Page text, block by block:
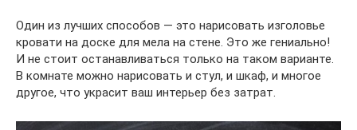
Один из лучших способов — это нарисовать изголовье
кровати на доске для мела на стене. Это же гениально!
И не стоит останавливаться только на таком варианте.
В комнате можно нарисовать и стул, и шкаф, и многое
другое, что украсит ваш интерьер без затрат.